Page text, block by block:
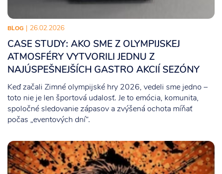
BLOG | 26.02.2026
CASE STUDY: AKO SME Z OLYMPIJSKEJ
ATMOSFÉRY VYTVORILI JEDNU Z
NAJÚSPEŠNEJŠÍCH GASTRO AKCIÍ SEZÓNY
Keď začali Zimné olympijské hry 2026, vedeli sme jedno –
toto nie je len športová udalosť. Je to emócia, komunita,
spoločné sledovanie zápasov a zvýšená ochota míňať
počas „eventových dní“.